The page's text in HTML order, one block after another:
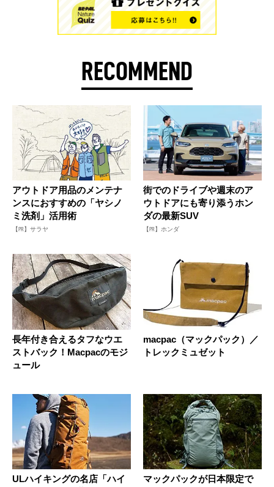
RECOMMEND
アウトドア用品のメンテナ
ンスにおすすめの「ヤシノ
ミ洗剤」活用術
【PR】サラヤ
街でのドライブや週末のア
ウトドアにも寄り添うホン
ダの最新SUV
【PR】ホンダ
長年付き合えるタフなウエ
ストバック！Macpacのモジ
ュール
macpac（マックパック）／
トレックミュゼット
ULハイキングの名店「ハイ
マックパックが日本限定で